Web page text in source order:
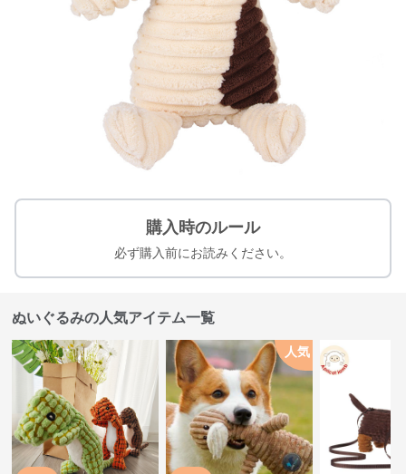
購入時のルール
必ず購入前にお読みください。
ぬいぐるみの人気アイテム一覧
人気